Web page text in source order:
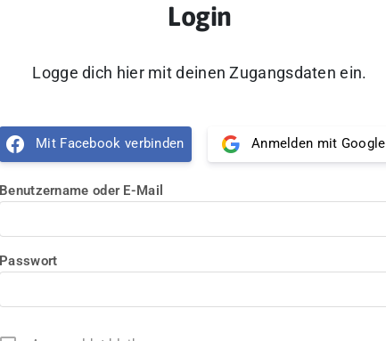
Login
Logge dich hier mit deinen Zugangsdaten ein.
Mit Facebook verbinden Anmelden mit Google
Benutzername oder E-Mail
Passwort